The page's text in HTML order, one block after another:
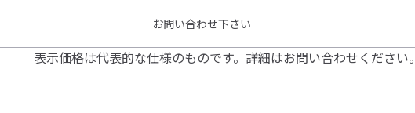
お問い合わせ下さい
表示価格は代表的な仕様のものです。詳細はお問い合わせください。